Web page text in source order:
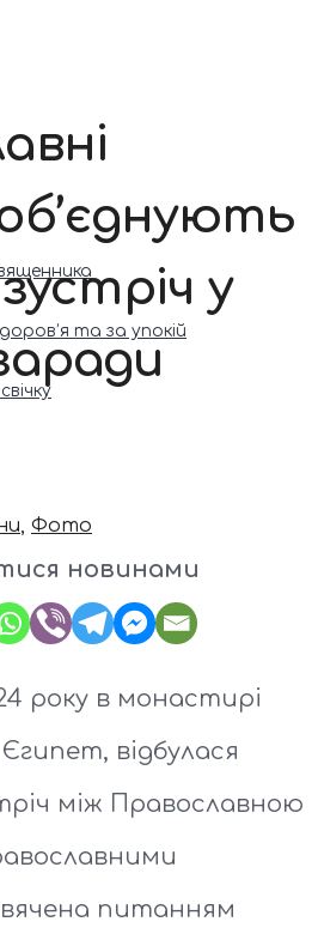
та за упокій
у
, Фото
новинами
року в монастирі
відбулася
між Православною
питанням